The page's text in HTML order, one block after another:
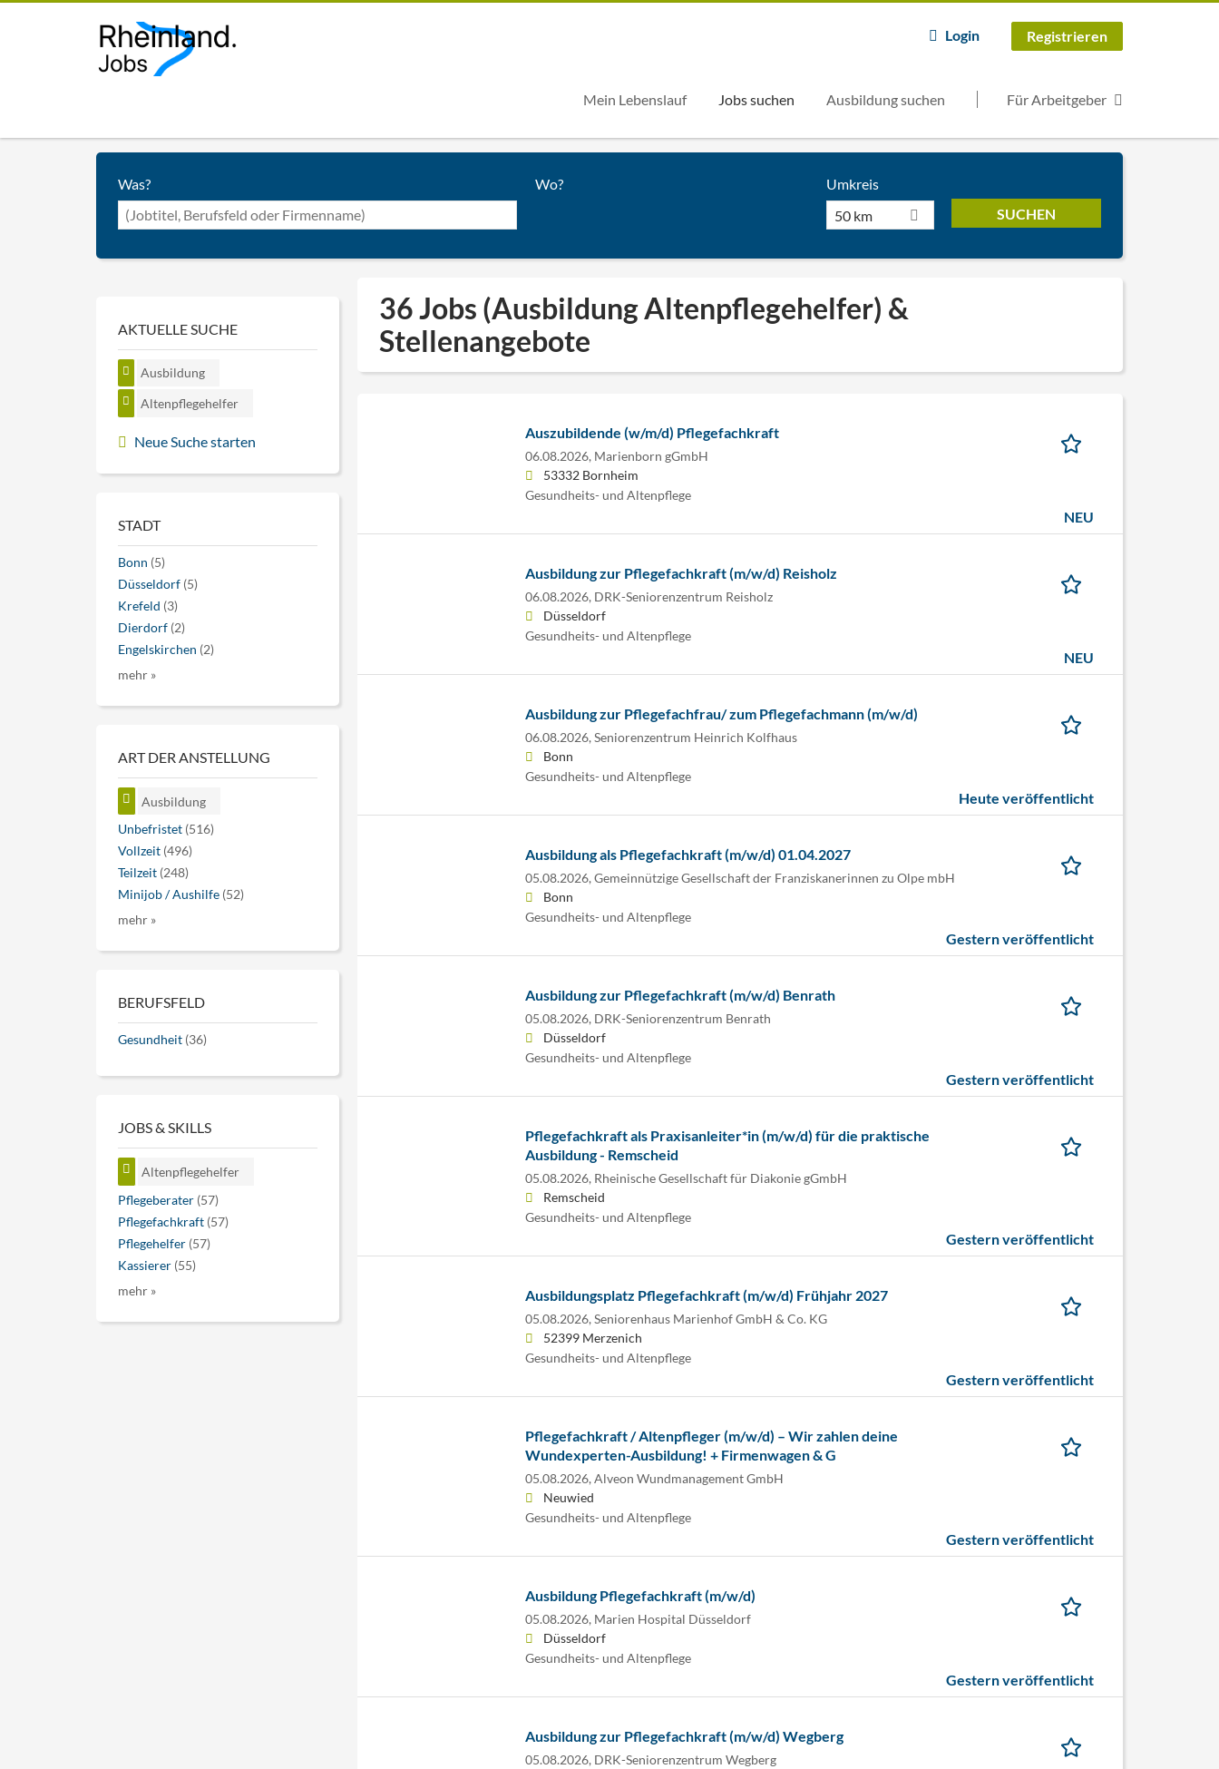
Login Registrieren
Mein Lebenslauf Jobs suchen Ausbildung suchen Für Arbeitgeber
Was? Wo?
Umkreis
50 km
36 Jobs (Ausbildung Altenpflegehelfer) &
Stellenangebote
Auszubildende (w/m/d) Pflegefachkraft
06.08.2026, Marienborn gGmbH
53332 Bornheim
Gesundheits- und Altenpflege
NEU
Ausbildung zur Pflegefachkraft (m/w/d) Reisholz
06.08.2026, DRK-Seniorenzentrum Reisholz
Düsseldorf
Gesundheits- und Altenpflege
NEU
Ausbildung zur Pflegefachfrau/ zum Pflegefachmann (m/w/d)
06.08.2026, Seniorenzentrum Heinrich Kolfhaus
Bonn
Gesundheits- und Altenpflege
Heute veröffentlicht
Ausbildung als Pflegefachkraft (m/w/d) 01.04.2027
05.08.2026, Gemeinnützige Gesellschaft der Franziskanerinnen zu Olpe mbH
Bonn
Gesundheits- und Altenpflege
Gestern veröffentlicht
Ausbildung zur Pflegefachkraft (m/w/d) Benrath
05.08.2026, DRK-Seniorenzentrum Benrath
Düsseldorf
Gesundheits- und Altenpflege
Gestern veröffentlicht
Pflegefachkraft als Praxisanleiter*in (m/w/d) für die praktische
Ausbildung - Remscheid
05.08.2026, Rheinische Gesellschaft für Diakonie gGmbH
Remscheid
Gesundheits- und Altenpflege
Gestern veröffentlicht
Ausbildungsplatz Pflegefachkraft (m/w/d) Frühjahr 2027
05.08.2026, Seniorenhaus Marienhof GmbH & Co. KG
52399 Merzenich
Gesundheits- und Altenpflege
Gestern veröffentlicht
Pflegefachkraft / Altenpfleger (m/w/d) – Wir zahlen deine
Wundexperten-Ausbildung! + Firmenwagen & G
05.08.2026, Alveon Wundmanagement GmbH
Neuwied
Gesundheits- und Altenpflege
Gestern veröffentlicht
Ausbildung Pflegefachkraft (m/w/d)
05.08.2026, Marien Hospital Düsseldorf
Düsseldorf
Gesundheits- und Altenpflege
Gestern veröffentlicht
Ausbildung zur Pflegefachkraft (m/w/d) Wegberg
05.08.2026, DRK-Seniorenzentrum Wegberg
AKTUELLE SUCHE
Ausbildung
Altenpflegehelfer
Neue Suche starten
STADT
Bonn (5)
Düsseldorf (5)
Krefeld (3)
Dierdorf (2)
Engelskirchen (2)
mehr »
ART DER ANSTELLUNG
Ausbildung
Unbefristet (516)
Vollzeit (496)
Teilzeit (248)
Minijob / Aushilfe (52)
mehr »
BERUFSFELD
Gesundheit (36)
JOBS & SKILLS
Altenpflegehelfer
Pflegeberater (57)
Pflegefachkraft (57)
Pflegehelfer (57)
Kassierer (55)
mehr »